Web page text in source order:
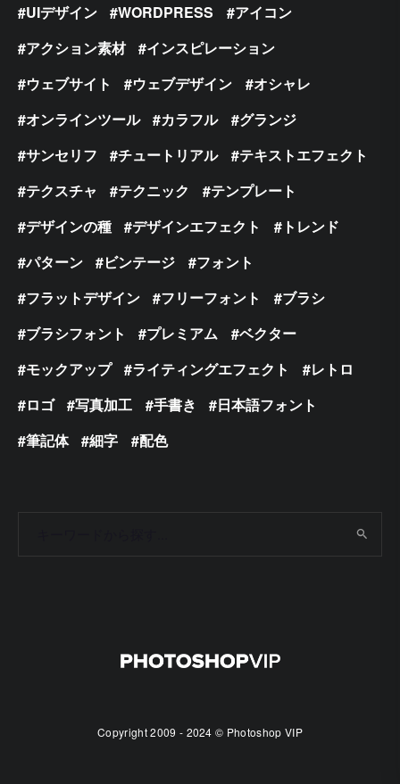
UIデザイン
WORDPRESS
アイコン
アクション素材
インスピレーション
ウェブサイト
ウェブデザイン
オシャレ
オンラインツール
カラフル
グランジ
サンセリフ
チュートリアル
テキストエフェクト
テクスチャ
テクニック
テンプレート
デザインの種
デザインエフェクト
トレンド
パターン
ビンテージ
フォント
フラットデザイン
フリーフォント
ブラシ
ブラシフォント
プレミアム
ベクター
モックアップ
ライティングエフェクト
レトロ
ロゴ
写真加工 手書き
日本語フォント
筆記体
細字 配色
Copyright 2009 - 2024 © Photoshop VIP